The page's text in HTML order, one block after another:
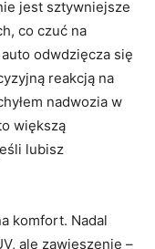
jest sztywniejsze
co czuć na
odwdzięcza się
reakcją na
nadwozia w
większą
lubisz
komfort. Nadal
ale zawieszenie –